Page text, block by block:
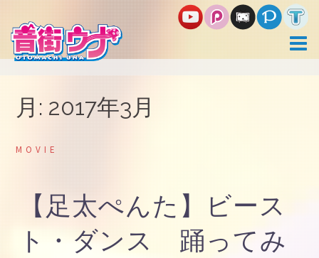
コ
ン
テ
ン
ツ
月: 2017年3月
MOVIE
【足太ぺんた】ビース
ト・ダンス 踊ってみ